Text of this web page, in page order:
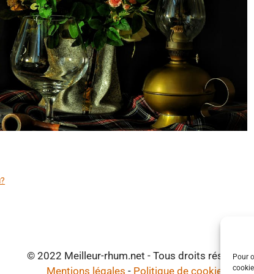
Pour
© 2022 Meilleur-rhum.net - Tous droits réservés
Mentions légales - Politique de cookies